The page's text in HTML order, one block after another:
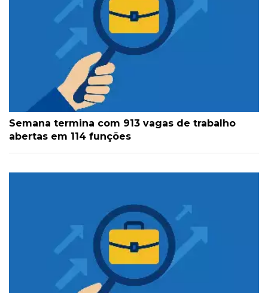
Semana termina com 913 vagas de trabalho
abertas em 114 funções